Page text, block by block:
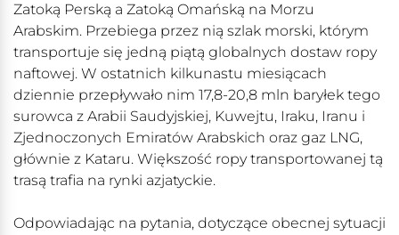
Zatoką Perską a Zatoką Omańską na Morzu
Arabskim. Przebiega przez nią szlak morski, którym
transportuje się jedną piątą globalnych dostaw ropy
naftowej. W ostatnich kilkunastu miesiącach
dziennie przepływało nim 17,8-20,8 mln baryłek tego
surowca z Arabii Saudyjskiej, Kuwejtu, Iraku, Iranu i
Zjednoczonych Emiratów Arabskich oraz gaz LNG,
głównie z Kataru. Większość ropy transportowanej tą
trasą trafia na rynki azjatyckie.
Odpowiadając na pytania, dotyczące obecnej sytuacji